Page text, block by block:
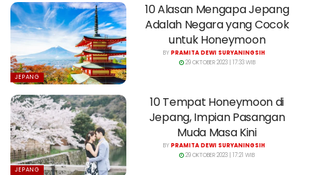
JEPANG
10 Alasan Mengapa Jepang
Adalah Negara yang Cocok
untuk Honeymoon
BYPRAMITA DEWI SURYANINGSIH
29 OKTOBER 2023 | 17:33 WIB
JEPANG
10 Tempat Honeymoon di
Jepang, Impian Pasangan
Muda Masa Kini
BYPRAMITA DEWI SURYANINGSIH
29 OKTOBER 2023 | 17:21 WIB